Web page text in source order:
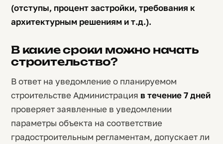
(отступы, процент застройки, требования к
архитектурным решениям и т.д.).
В какие сроки можно начать
строительство?
В ответ на уведомление о планируемом
строительстве Администрация в течение 7 дней
проверяет заявленные в уведомлении
параметры объекта на соответствие
градостроительным регламентам, допускает ли